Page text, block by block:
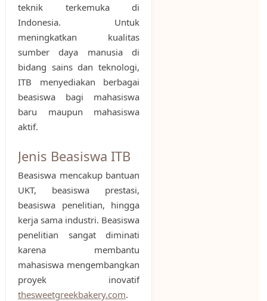
teknik terkemuka di
Indonesia. Untuk
meningkatkan kualitas
sumber daya manusia di
bidang sains dan teknologi,
ITB menyediakan berbagai
beasiswa bagi mahasiswa
baru maupun mahasiswa
aktif.
Jenis Beasiswa ITB
Beasiswa mencakup bantuan
UKT, beasiswa prestasi,
beasiswa penelitian, hingga
kerja sama industri. Beasiswa
penelitian sangat diminati
karena membantu
mahasiswa mengembangkan
proyek inovatif
thesweetgreekbakery.com.